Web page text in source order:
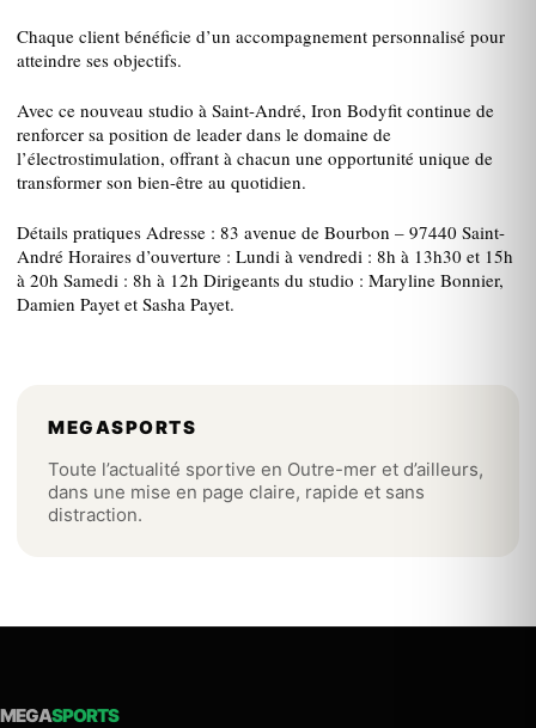
Chaque client bénéficie d’un accompagnement personnalisé pour
atteindre ses objectifs.
Avec ce nouveau studio à Saint-André, Iron Bodyfit continue de
renforcer sa position de leader dans le domaine de
l’électrostimulation, offrant à chacun une opportunité unique de
transformer son bien-être au quotidien.
Détails pratiques Adresse : 83 avenue de Bourbon – 97440 Saint-
André Horaires d’ouverture : Lundi à vendredi : 8h à 13h30 et 15h
à 20h Samedi : 8h à 12h Dirigeants du studio : Maryline Bonnier,
Damien Payet et Sasha Payet.
MEGASPORTS
Toute l’actualité sportive en Outre-mer et d’ailleurs,
dans une mise en page claire, rapide et sans
distraction.
MEGASPORTS